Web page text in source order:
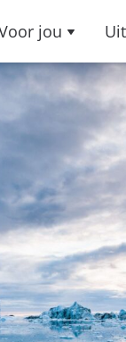
jou